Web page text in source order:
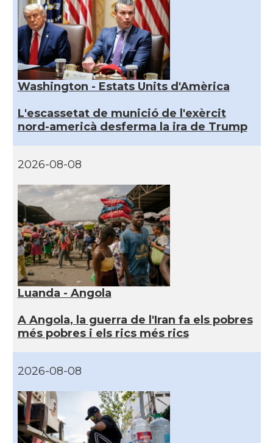
Washington - Estats Units d'Amèrica
L'escassetat de munició de l'exèrcit
nord-americà desferma la ira de Trump
2026-08-08
Luanda - Angola
A Angola, la guerra de l'Iran fa els pobres
més pobres i els rics més rics
2026-08-08